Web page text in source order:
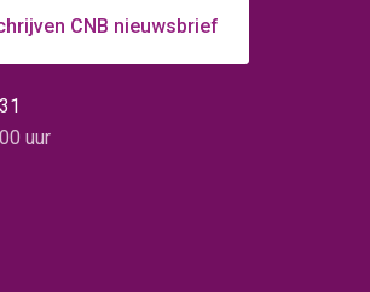
CNB nieuwsbrief
uur